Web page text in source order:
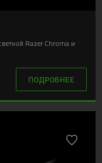
Razer Chroma и
ПОДРОБНЕЕ